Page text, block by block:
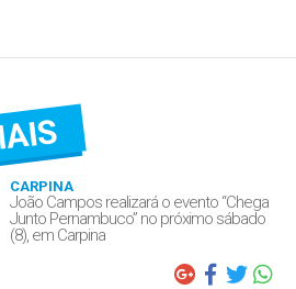
CARPINA
João Campos realizará o evento “Chega
Junto Pernambuco” no próximo sábado
(8), em Carpina